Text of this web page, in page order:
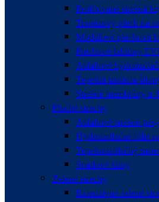
Profilovaná strešná
Trapézový plech na
Modulová plechová
Plechové šablóny
Asfaltové
Tepelná izolácia
Strešné membrány a
Ploché strechy
Asfaltové strešné pásy
Hydroizolačné fólie
Tepelnoizolačný
Spádové kliny
Zelené strechy
Extenzívne zelené